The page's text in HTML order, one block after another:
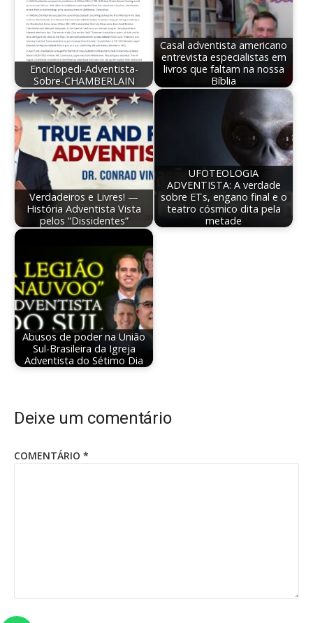
Enciclopedi-Adventista-
Sobre-CHAMBERLAIN
Casal adventista americano
entrevista especialistas em
livros que faltam na nossa
Bíblia
Verdadeiros e Livres! —
História Adventista Vista
pelos “Dissidentes”
UFOTEOLOGIA
ADVENTISTA: A verdade
sobre ETs, engano final e o
teatro cósmico dita pela
metade
Abusos de poder na União
Sul-Brasileira da Igreja
Adventista do Sétimo Dia
Deixe um comentário
COMENTÁRIO *